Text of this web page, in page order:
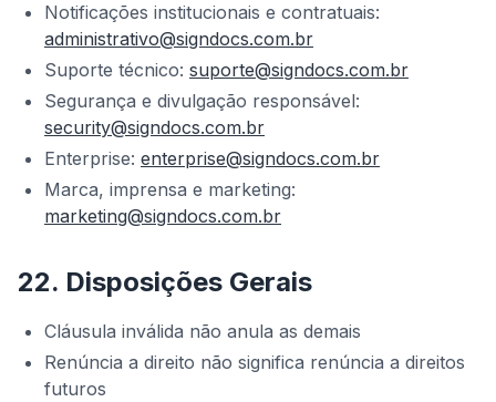
Notificações institucionais e contratuais:
administrativo@signdocs.com.br
Suporte técnico: suporte@signdocs.com.br
Segurança e divulgação responsável:
security@signdocs.com.br
Enterprise: enterprise@signdocs.com.br
Marca, imprensa e marketing:
marketing@signdocs.com.br
22. Disposições Gerais
Cláusula inválida não anula as demais
Renúncia a direito não significa renúncia a direitos
futuros